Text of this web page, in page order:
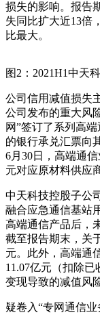
损失的影响。报告
失同比扩大近13倍
比最大。
图2：2021H1中天
公司信用减值损失
公司发布的重大风
网”签订了系列高
的银行承兑汇票向
6月30日，高端通
元对应原材料供应
中天科技控股子公
融合应急通信基站
高端通信产品后，
截至报告期末，关
元。此外，高端通
11.07亿元（扣除
变现导致的减值风
疑卷入“专网通信